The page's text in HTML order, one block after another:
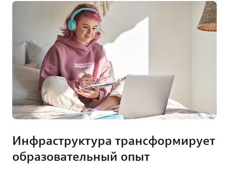
Инфраструктура трансформирует
образовательный опыт